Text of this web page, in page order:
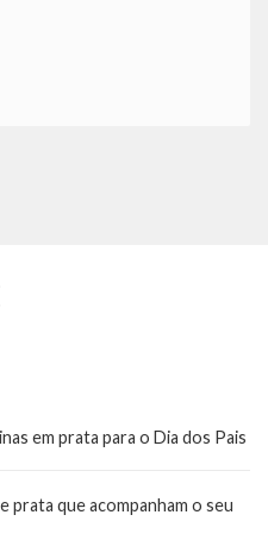
em prata para o Dia dos Pais
prata que acompanham o seu